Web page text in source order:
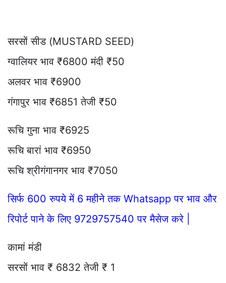
सरसों सीड (MUSTARD SEED)
ग्वालियर भाव ₹6800 मंदी ₹50
अलवर भाव ₹6900
गंगापुर भाव ₹6851 तेजी ₹50
रूचि गुना भाव ₹6925
रूचि बारां भाव ₹6950
रूचि श्रीगंगानगर भाव ₹7050
सिर्फ 600 रुपये में 6 महीने तक Whatsapp पर भाव और
रिपोर्ट पाने के लिए 9729757540 पर मैसेज करे |
कामां मंडी
सरसों भाव ₹ 6832 तेजी ₹ 1